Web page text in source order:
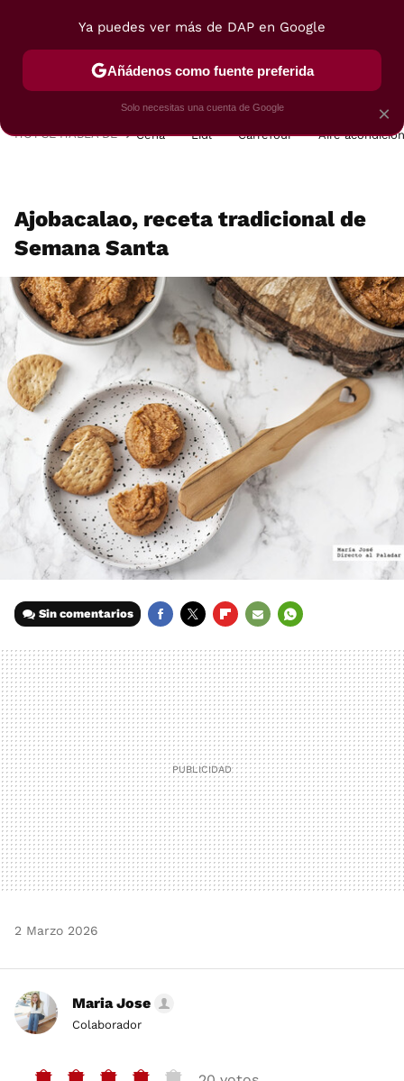
POSTRES VIAJES SELECCIÓN VEGUI
HOY SE HABLA DE Cena Lidl Carrefour Aire
Ajobacalao, receta tradicional de
Semana Santa
Sin comentarios
MAIL
2 Marzo 2026
Maria Jose
Colaborador
×
Ya puedes ver más de DAP en Google
Añádenos como fuente preferida
Solo necesitas una cuenta de Google